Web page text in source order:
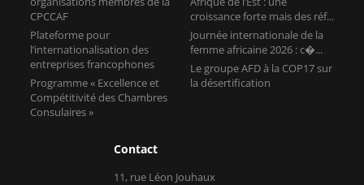
CPCCAF
Plateforme pour
l’internationalisation des
entreprises francophones
Programme « Excellence et
Compétitivité des Chambres
Consulaires »
croissance forte mais des réf...
Journée internationale de la
femme africaine 2026 : c�...
Le groupe AFD à la COP17 sur
la désertification
Contact
11, rue Léon Jouhaux